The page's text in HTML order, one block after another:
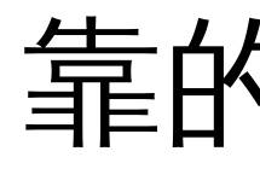
靠